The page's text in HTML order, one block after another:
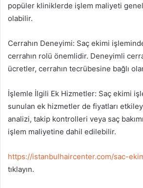
popüler kliniklerde işlem maliyeti
olabilir.
Cerrahın Deneyimi: Saç ekimi
cerrahın rolü önemlidir. Deneyimli
ücretler, cerrahın tecrübesine bağlı
İşlemle İlgili Ek Hizmetler: Saç ekimi
sunulan ek hizmetler de fiyatları
analizi, takip kontrolleri veya saç
işlem maliyetine dahil edilebilir.
https://istanbulhaircenter.com/sac-
tıklayın.